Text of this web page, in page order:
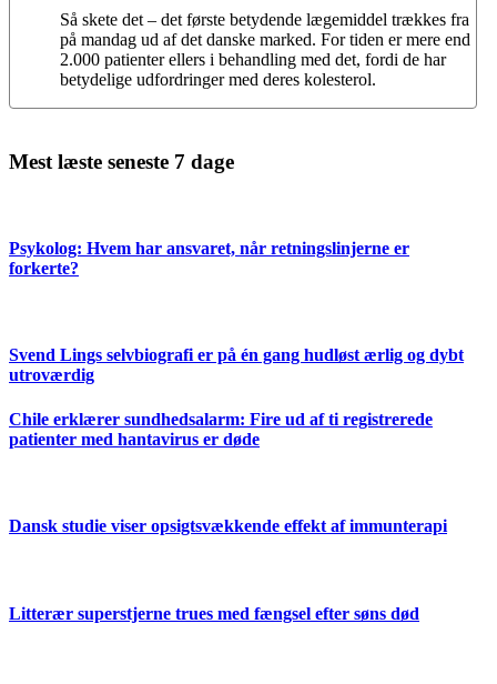
Så skete det – det første betydende lægemiddel trækkes fra
på mandag ud af det danske marked. For tiden er mere end
2.000 patienter ellers i behandling med det, fordi de har
betydelige udfordringer med deres kolesterol.
Mest læste seneste 7 dage
Psykolog: Hvem har ansvaret, når retningslinjerne er
forkerte?
Svend Lings selvbiografi er på én gang hudløst ærlig og dybt
utroværdig
Chile erklærer sundhedsalarm: Fire ud af ti registrerede
patienter med hantavirus er døde
Dansk studie viser opsigtsvækkende effekt af immunterapi
Litterær superstjerne trues med fængsel efter søns død